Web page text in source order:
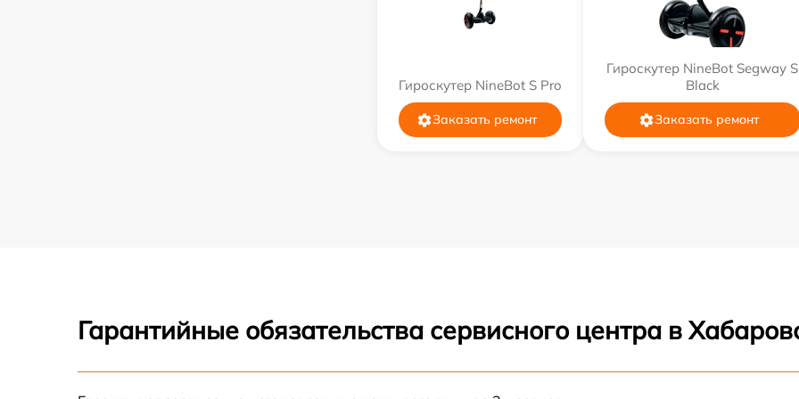
Гироскутер NineBot S Pro
Заказать ремонт
Гироскутер NineBot Segway S
Black
Заказать ремонт
Гарантийные обязательства сервисного центра в